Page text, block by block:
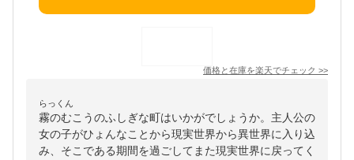
価格と在庫を楽天でチェック >>
らっくん
霧のむこうのふしぎな町はいかがでしょうか。主人公の
女の子がひょんなことから現実世界から異世界に入り込
み、そこである期間を過ごしてまた現実世界に戻ってく